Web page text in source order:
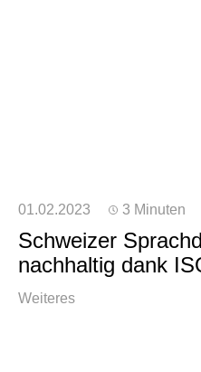
01.02.2023 3 Minuten
Schweizer
nachhaltig dank
Weiteres